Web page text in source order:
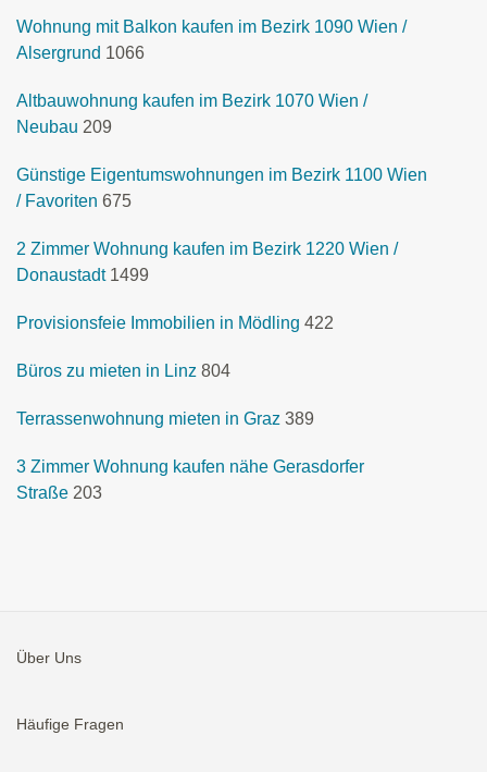
Wohnung mit Balkon kaufen im Bezirk 1090 Wien /
Alsergrund 1066
Altbauwohnung kaufen im Bezirk 1070 Wien /
Neubau 209
Günstige Eigentumswohnungen im Bezirk 1100 Wien
/ Favoriten 675
2 Zimmer Wohnung kaufen im Bezirk 1220 Wien /
Donaustadt 1499
Provisionsfeie Immobilien in Mödling 422
Büros zu mieten in Linz 804
Terrassenwohnung mieten in Graz 389
3 Zimmer Wohnung kaufen nähe Gerasdorfer
Straße 203
Über Uns
Häufige Fragen